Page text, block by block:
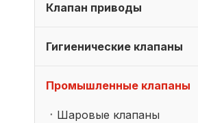
Клапан приводы
Гигиенические клапаны
Промышленные клапаны
Шаровые клапаны